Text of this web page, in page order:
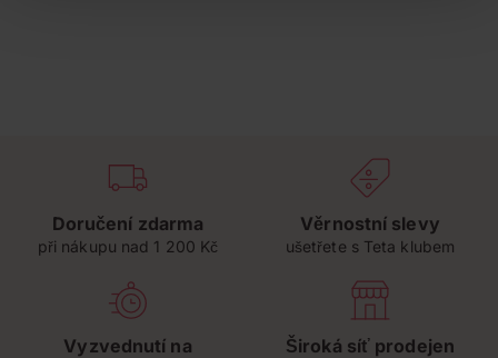
Doručení zdarma
při nákupu nad 1 200 Kč
Věrnostní slevy
ušetřete s Teta klubem
Vyzvednutí na
Široká síť prodejen